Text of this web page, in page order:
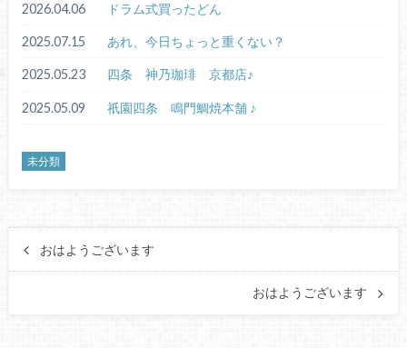
2026.04.06 ドラム式買ったどん
2025.07.15 あれ、今日ちょっと重くない？
2025.05.23 四条 神乃珈琲 京都店♪
2025.05.09 祇園四条 鳴門鯛焼本舗 ♪
未分類
おはようございます
おはようございます